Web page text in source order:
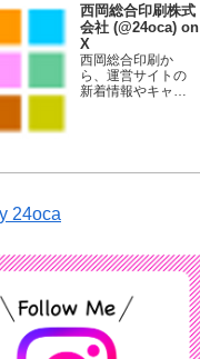
西岡総合印刷株式
会社 (@24oca) on
X
西岡総合印刷か
ら、運営サイトの
新着情報やキャン
ています。
24oca